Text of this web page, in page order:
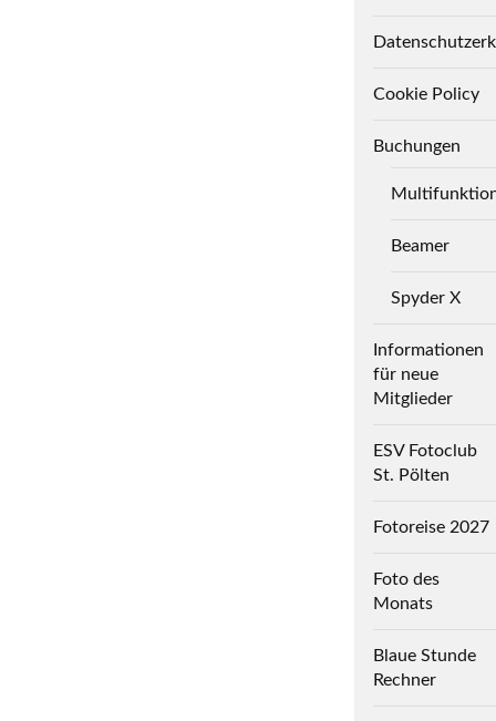
Cookie Policy
Buchungen
Beamer
Spyder X
Informationen
für neue
Mitglieder
ESV Fotoclub
St. Pölten
Fotoreise 2027
Foto des
Monats
Blaue Stunde
Rechner